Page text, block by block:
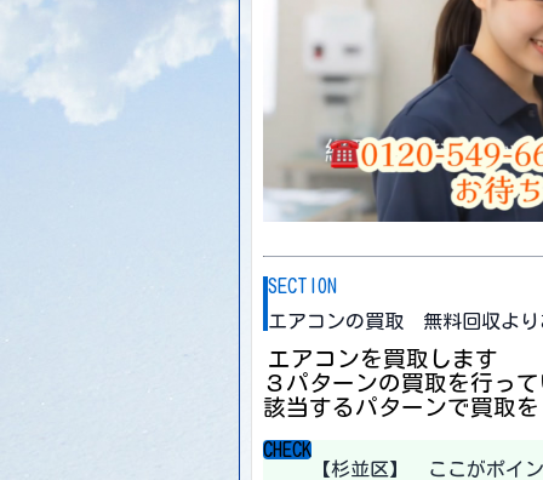
SECTION
エアコンの買取 無料回収より
エアコンを買取します
３パターンの買取を行っ
該当するパターンで買取
CHECK
【杉並区】 ここがポイ